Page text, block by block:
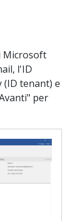
Microsoft
l'ID
(ID tenant) e
per